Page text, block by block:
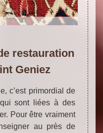
restauration
Geniez
c’est primordial de
sont liées à des
Pour être vraiment
au près de